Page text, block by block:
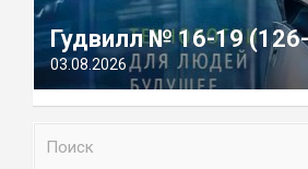
Гудвилл № 16-19
03.08.2026